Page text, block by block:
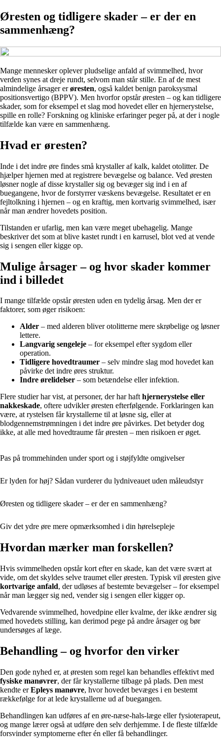
Øresten og tidligere skader – er der en
sammenhæng?
Mange mennesker oplever pludselige anfald af svimmelhed, hvor
verden synes at dreje rundt, selvom man står stille. En af de mest
almindelige årsager erøresten, også kaldet benign paroksysmal
positionsvertigo (BPPV). Men hvorfor opstår øresten – og kan tidligere
skader, som for eksempel et slag mod hovedet eller en hjernerystelse,
spille en rolle? Forskning og kliniske erfaringer peger på, at der i nogle
tilfælde kan være en sammenhæng.
Hvad er øresten?
Inde i det indre øre findes små krystaller af kalk, kaldet otolitter. De
hjælper hjernen med at registrere bevægelse og balance. Ved øresten
løsner nogle af disse krystaller sig og bevæger sig ind i en af
buegangene, hvor de forstyrrer væskens bevægelse. Resultatet er en
fejltolkning i hjernen – og en kraftig, men kortvarig svimmelhed, især
når man ændrer hovedets position.
Tilstanden er ufarlig, men kan være meget ubehagelig. Mange
beskriver det som at blive kastet rundt i en karrusel, blot ved at vende
sig i sengen eller kigge op.
Mulige årsager – og hvor skader kommer
ind i billedet
I mange tilfælde opstår øresten uden en tydelig årsag. Men der er
faktorer, som øger risikoen:
Alder – med alderen bliver otolitterne mere skrøbelige og løsner
lettere.
Langvarig sengeleje – for eksempel efter sygdom eller
operation.
Tidligere hovedtraumer – selv mindre slag mod hovedet kan
påvirke det indre øres struktur.
Indre ørelidelser – som betændelse eller infektion.
Flere studier har vist, at personer, der har hafthjernerystelse eller
nakkeskade, oftere udvikler øresten efterfølgende. Forklaringen kan
være, at rystelsen får krystallerne til at løsne sig, eller at
blodgennemstrømningen i det indre øre påvirkes. Det betyder dog
ikke, at alle med hovedtraume får øresten – men risikoen er øget.
Pas på trommehinden under sport og i støjfyldte omgivelser
Er lyden for høj? Sådan vurderer du lydniveauet uden måleudstyr
Øresten og tidligere skader – er der en sammenhæng?
Giv det ydre øre mere opmærksomhed i din hørelsepleje
Hvordan mærker man forskellen?
Hvis svimmelheden opstår kort efter en skade, kan det være svært at
vide, om det skyldes selve traumet eller øresten. Typisk vil øresten give
kortvarige anfald, der udløses af bestemte bevægelser – for eksempel
når man lægger sig ned, vender sig i sengen eller kigger op.
Vedvarende svimmelhed, hovedpine eller kvalme, der ikke ændrer sig
med hovedets stilling, kan derimod pege på andre årsager og bør
undersøges af læge.
Behandling – og hvorfor den virker
Den gode nyhed er, at øresten som regel kan behandles effektivt med
fysiske manøvrer, der får krystallerne tilbage på plads. Den mest
kendte erEpleys manøvre, hvor hovedet bevæges i en bestemt
rækkefølge for at lede krystallerne ud af buegangen.
Behandlingen kan udføres af en øre-næse-hals-læge eller fysioterapeut,
og mange lærer også at udføre den selv derhjemme. I de fleste tilfælde
forsvinder symptomerne efter én eller få behandlinger.